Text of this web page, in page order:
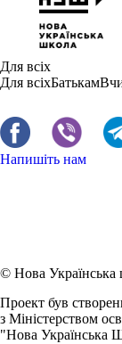
Для всіх
Для всіхБатькам
Напишіть нам
© Нова Українська
Проект був
з Міністерством
"Нова Українська